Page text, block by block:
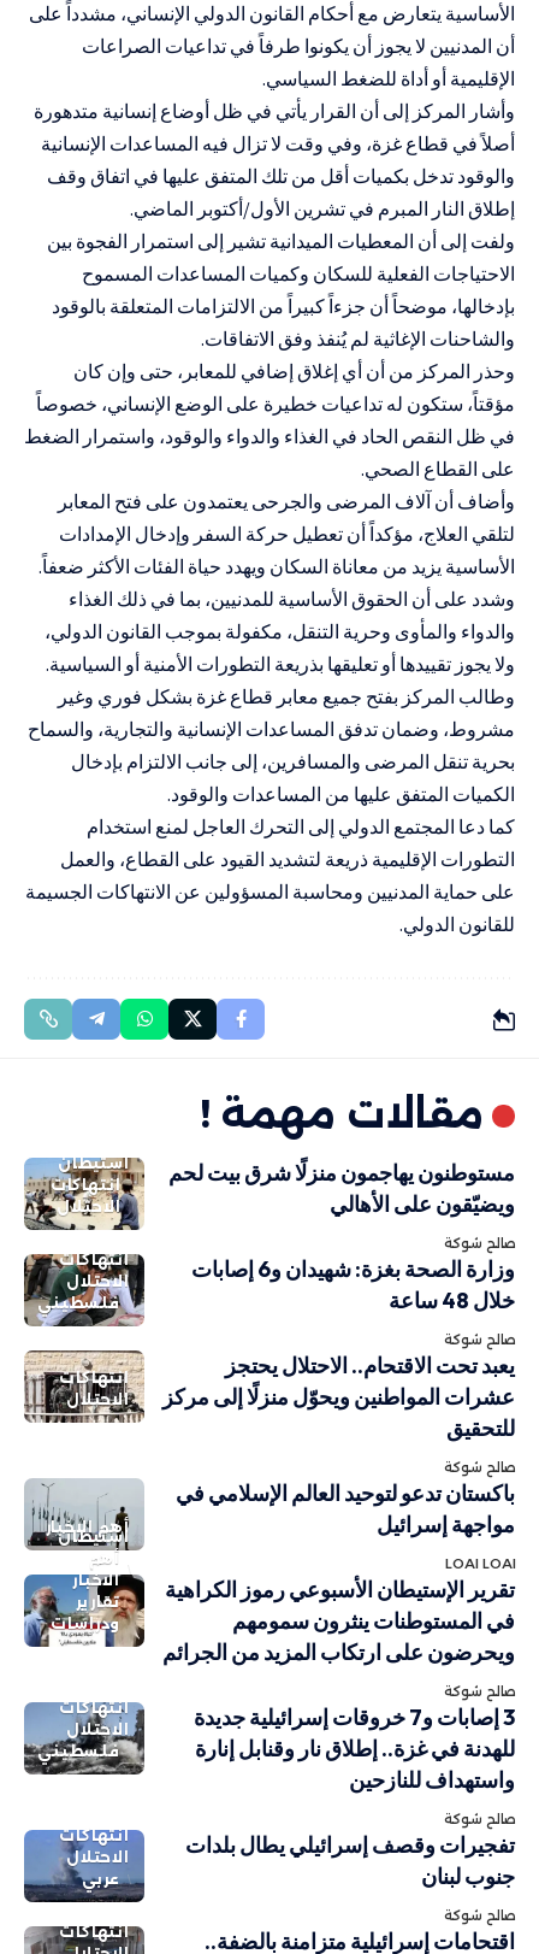
الأساسية يتعارض مع أحكام القانون الدولي الإنساني، مشدداً على
أن المدنيين لا يجوز أن يكونوا طرفاً في تداعيات الصراعات
الإقليمية أو أداة للضغط السياسي.
وأشار المركز إلى أن القرار يأتي في ظل أوضاع إنسانية متدهورة
أصلاً في قطاع غزة، وفي وقت لا تزال فيه المساعدات الإنسانية
والوقود تدخل بكميات أقل من تلك المتفق عليها في اتفاق وقف
إطلاق النار المبرم في تشرين الأول/أكتوبر الماضي.
ولفت إلى أن المعطيات الميدانية تشير إلى استمرار الفجوة بين
الاحتياجات الفعلية للسكان وكميات المساعدات المسموح
بإدخالها، موضحاً أن جزءاً كبيراً من الالتزامات المتعلقة بالوقود
والشاحنات الإغاثية لم يُنفذ وفق الاتفاقات.
وحذر المركز من أن أي إغلاق إضافي للمعابر، حتى وإن كان
مؤقتاً، ستكون له تداعيات خطيرة على الوضع الإنساني، خصوصاً
في ظل النقص الحاد في الغذاء والدواء والوقود، واستمرار الضغط
على القطاع الصحي.
وأضاف أن آلاف المرضى والجرحى يعتمدون على فتح المعابر
لتلقي العلاج، مؤكداً أن تعطيل حركة السفر وإدخال الإمدادات
الأساسية يزيد من معاناة السكان ويهدد حياة الفئات الأكثر ضعفاً.
وشدد على أن الحقوق الأساسية للمدنيين، بما في ذلك الغذاء
والدواء والمأوى وحرية التنقل، مكفولة بموجب القانون الدولي،
ولا يجوز تقييدها أو تعليقها بذريعة التطورات الأمنية أو السياسية.
وطالب المركز بفتح جميع معابر قطاع غزة بشكل فوري وغير
مشروط، وضمان تدفق المساعدات الإنسانية والتجارية، والسماح
بحرية تنقل المرضى والمسافرين، إلى جانب الالتزام بإدخال
الكميات المتفق عليها من المساعدات والوقود.
كما دعا المجتمع الدولي إلى التحرك العاجل لمنع استخدام
التطورات الإقليمية ذريعة لتشديد القيود على القطاع، والعمل
على حماية المدنيين ومحاسبة المسؤولين عن الانتهاكات الجسيمة
للقانون الدولي.
مقالات مهمة !
استيطان
انتهاكات
الاحتلال
مستوطنون يهاجمون منزلًا شرق بيت لحم
ويضيّقون على الأهالي
صالح شوكة
انتهاكات
الاحتلال
فلسطيني
وزارة الصحة بغزة: شهيدان و6 إصابات
خلال 48 ساعة
صالح شوكة
انتهاكات
الاحتلال
يعبد تحت الاقتحام.. الاحتلال يحتجز
عشرات المواطنين ويحوّل منزلًا إلى مركز
للتحقيق
صالح شوكة
أهم الاخبار
باكستان تدعو لتوحيد العالم الإسلامي في
مواجهة إسرائيل
LOAI LOAI
استيطان
أهم
الاخبار
تقارير
ودراسات
تقرير الإستيطان الأسبوعي رموز الكراهية
في المستوطنات ينثرون سمومهم
ويحرضون على ارتكاب المزيد من الجرائم
صالح شوكة
انتهاكات
الاحتلال
فلسطيني
3 إصابات و7 خروقات إسرائيلية جديدة
للهدنة في غزة.. إطلاق نار وقنابل إنارة
واستهداف للنازحين
صالح شوكة
انتهاكات
الاحتلال
عربي
تفجيرات وقصف إسرائيلي يطال بلدات
جنوب لبنان
صالح شوكة
انتهاكات
اقتحامات إسرائيلية متزامنة بالضفة..